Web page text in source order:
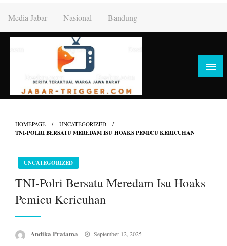
content
Media Jabar Nasional Bandung
HOMEPAGE UNCATEGORIZED
TNI-POLRI BERSATU MEREDAM ISU HOAKS PEMICU KERICUHAN
UNCATEGORIZED
TNI-Polri Bersatu Meredam Isu Hoaks
Pemicu Kericuhan
Andika Pratama
Posted
September 12, 2025